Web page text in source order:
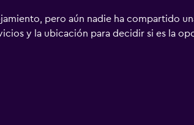
pero aún nadie ha compartido
y la ubicación para decidir si es la